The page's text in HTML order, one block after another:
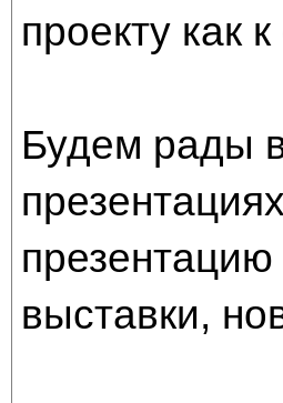
проекту как
Будем рады
выставки,